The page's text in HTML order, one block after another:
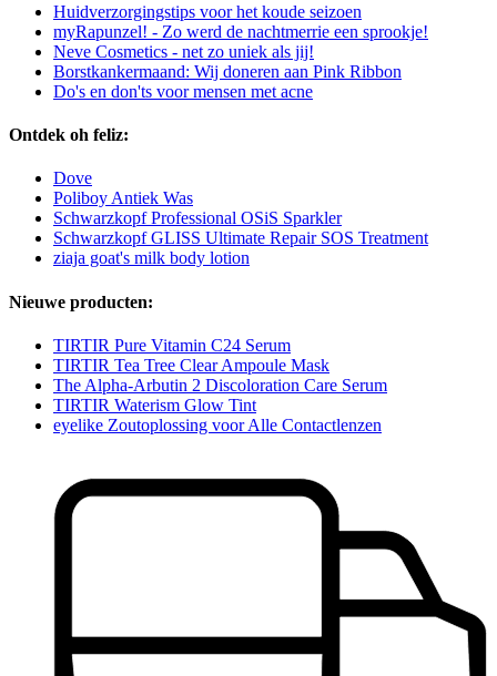
Huidverzorgingstips voor het koude seizoen
myRapunzel! - Zo werd de nachtmerrie een sprookje!
Neve Cosmetics - net zo uniek als jij!
Borstkankermaand: Wij doneren aan Pink Ribbon
Do's en don'ts voor mensen met acne
Ontdek oh feliz:
Dove
Poliboy Antiek Was
Schwarzkopf Professional OSiS Sparkler
Schwarzkopf GLISS Ultimate Repair SOS Treatment
ziaja goat's milk body lotion
Nieuwe producten:
TIRTIR Pure Vitamin C24 Serum
TIRTIR Tea Tree Clear Ampoule Mask
The Alpha-Arbutin 2 Discoloration Care Serum
TIRTIR Waterism Glow Tint
eyelike Zoutoplossing voor Alle Contactlenzen